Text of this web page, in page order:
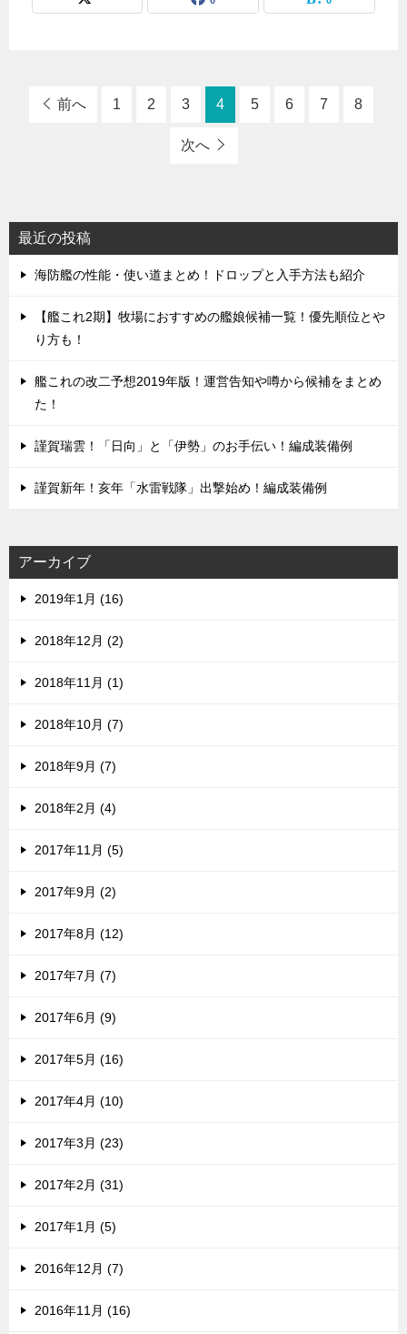
前へ 1 2 3 4 5 6 7 8
次へ
最近の投稿
海防艦の性能・使い道まとめ！ドロップと入手方法も紹介
【艦これ2期】牧場におすすめの艦娘候補一覧！優先順位とや
り方も！
艦これの改二予想2019年版！運営告知や噂から候補をまとめ
た！
謹賀瑞雲！「日向」と「伊勢」のお手伝い！編成装備例
謹賀新年！亥年「水雷戦隊」出撃始め！編成装備例
アーカイブ
2019年1月 (16)
2018年12月 (2)
2018年11月 (1)
2018年10月 (7)
2018年9月 (7)
2018年2月 (4)
2017年11月 (5)
2017年9月 (2)
2017年8月 (12)
2017年7月 (7)
2017年6月 (9)
2017年5月 (16)
2017年4月 (10)
2017年3月 (23)
2017年2月 (31)
2017年1月 (5)
2016年12月 (7)
2016年11月 (16)